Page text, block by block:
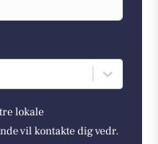
lokale
vil kontakte dig vedr.